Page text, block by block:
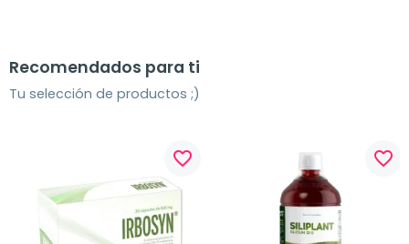
Recomendados para ti
Tu selección de productos ;)
favorite_border favorite_border